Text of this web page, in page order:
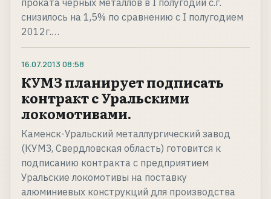
проката черных металлов в I полугодии с.г.
снизилось на 1,5% по сравнению с I полугодием
2012г.…
16.07.2013 08:58
КУМЗ планирует подписать
контракт с Уральскими
локомотивами.
Каменск-Уральский металлургический завод
(КУМЗ, Свердловская область) готовится к
подписанию контракта с предприятием
Уральские локомотивы на поставку
алюминиевых конструкций для производства